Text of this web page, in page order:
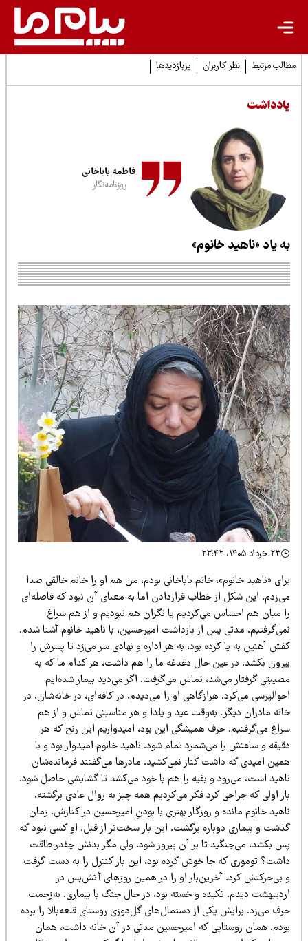
مرتبط نظر کاربران پربازدیدها
فاطمه باباخانی
روزنامه‌نگار
یاد «ناهید خانوم»
«ناهید خانوم»، خانم باباخانی بودم، من هم او را خانم خالقی صدا
این شکل از خطاب قراردادن اما به معنای آن نبود که فاصله‌ای
میان هم احساس می‌کردیم یا نگران هم نبودیم و از هم سراغ
مدتی پس از بازداشت امیرحسین، با ناهید خانوم آشنا شدم.
آهنین به پا کرده بود، به هر اداره و نهادی سر می‌زد تا پسرش را
بکشد. در عین حال دغدغه ما را هم داشت، هر کدام ما که به
گرفتار می‌شد، تماس می‌گرفت. اگر می‌دید بیمار شده‌ایم
می‌کرد. هرازگاهی او را می‌دیدم، در کافه‌ای، در خانه‌شان، در
مادران دیگر. به‌وقت عید و یلدا و هر مناسبتی تماس و از هم
می‌گرفتیم. حرف همیشگی این بود، امیدواریم این رنج که هر
و ساعتش را می‌شمرد تمام شود. ناهید خانوم امیدوار بود و با
امیدی که داشت کنار نمی‌کشید. مادرها می‌گفتند فرمانده‌شان
است، می‌رود و بقیه را هم با خود می‌کشد تا گشایشی حاصل شود.
اولی که جراحی کرد فکر می‌کردیم همه چیز به روال عادی برگشته،
خانوم مانده و روزگار بهتری با بودنِ امیرحسین در کنارش. زمان
و بیماری دوباره برگشت. این بار سخت‌تر از قبل. او کسی نبود که
بکشد، می‌جنگید تا بر آن پیروز شود، ولی مگر بدنش چقدر طاقت
توموری که جا خوش کرده بود، این بار کنترل را به دست گرفت
بی‌حرکتش کرد. آخرین‌بار او را در همین روزهای آتش‌بس در
دیدم. تکیده و خسته بود، در حال جنگ با بیماری. به‌زحمت
می‌زد. برایش یکی از دستمال‌های گل‌دوزی روستای قلعه‌بالا را برده
همان روستایی که امیرحسین مدتی در آن خانه داشت، همان